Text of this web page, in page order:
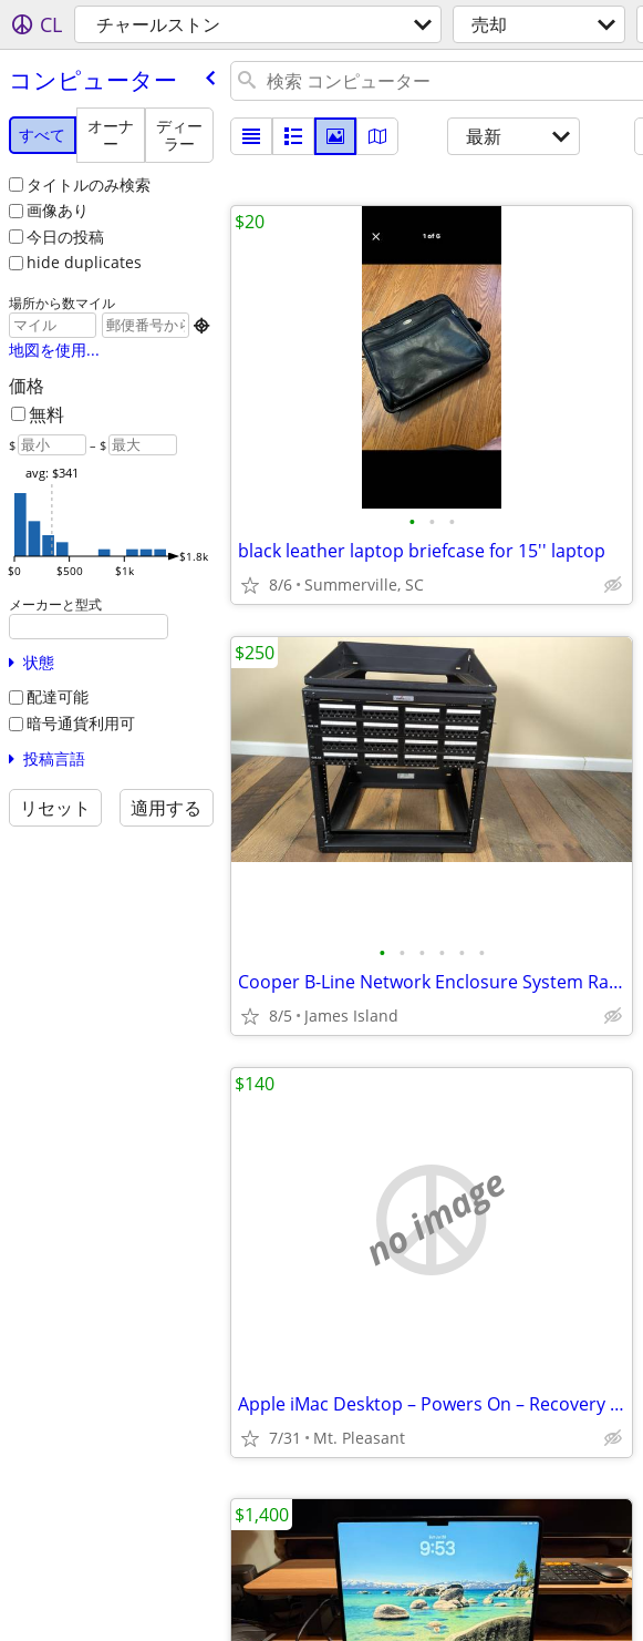
CL チャールストン 売却
コンピューター
すべて
オーナ
ー
ディー
ラー
タイトルのみ検索
画像あり
今日の投稿
hide duplicates
場所から数マイル

地図を使用...
価格
無料
$ – $
$0 $500 $1k
$1.8k
avg: $341
メーカーと型式
状態
配達可能
暗号通貨利用可
投稿言語
リセット 適用する
最新
• • •
black leather laptop briefcase for 15'' laptop
8/6 Summerville, SC
$20
• • • • • •
Cooper B-Line Network Enclosure System Rack Wall Bracket Server Mount
8/5 James Island
$250
no image
Apple iMac Desktop – Powers On – Recovery Mode
7/31 Mt. Pleasant
$140
$1,400